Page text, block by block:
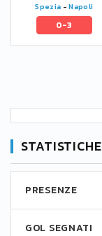
Spezia -Napoli
0-3
STATISTICHE
PRESENZE
GOL SEGNATI